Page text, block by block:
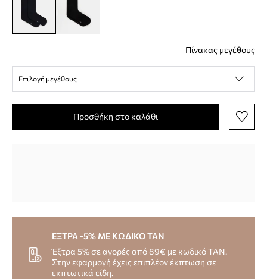
Πίνακας μεγέθους
Επιλογή μεγέθους
Προσθήκη στο καλάθι
ΕΞΤΡΑ -5% ΜΕ ΚΩΔΙΚΟ TAN
Έξτρα 5% σε αγορές από 89€ με κωδικό TAN.
Στην εφαρμογή έχεις επιπλέον έκπτωση σε
εκπτωτικά είδη.